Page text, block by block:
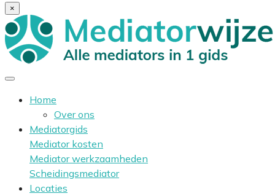
×
Home
Over ons
Mediatorgids
Mediator kosten
Mediator werkzaamheden
Scheidingsmediator
Locaties